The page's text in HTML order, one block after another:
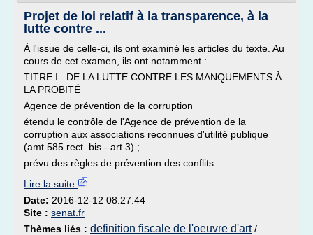
Projet de loi relatif à la transparence, à la
lutte contre ...
À l'issue de celle-ci, ils ont examiné les articles du texte. Au
cours de cet examen, ils ont notamment :
TITRE I : DE LA LUTTE CONTRE LES MANQUEMENTS À
LA PROBITÉ
Agence de prévention de la corruption
étendu le contrôle de l'Agence de prévention de la
corruption aux associations reconnues d'utilité publique
(amt 585 rect. bis - art 3) ;
prévu des règles de prévention des conflits...
Lire la suite
Date: 2016-12-12 08:27:44
Site : senat.fr
Thèmes liés : definition fiscale de l'oeuvre d'art/